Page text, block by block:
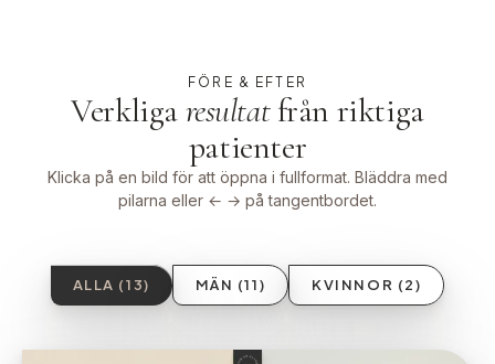
FÖRE & EFTER
Verkligaresultat från riktiga
patienter
Klicka på en bild för att öppna i fullformat. Bläddra med
pilarna eller ← → på tangentbordet.
ALLA (13) MÄN (11) KVINNOR (2)